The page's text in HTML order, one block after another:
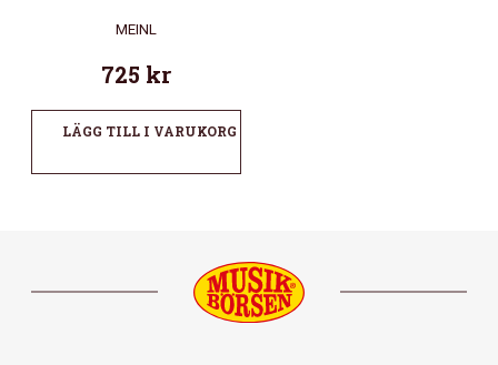
MEINL
725 kr
LÄGG TILL I VARUKORG